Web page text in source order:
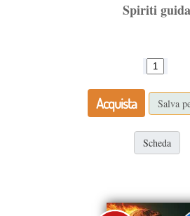
Spiriti guida
Acquista Salva
Scheda